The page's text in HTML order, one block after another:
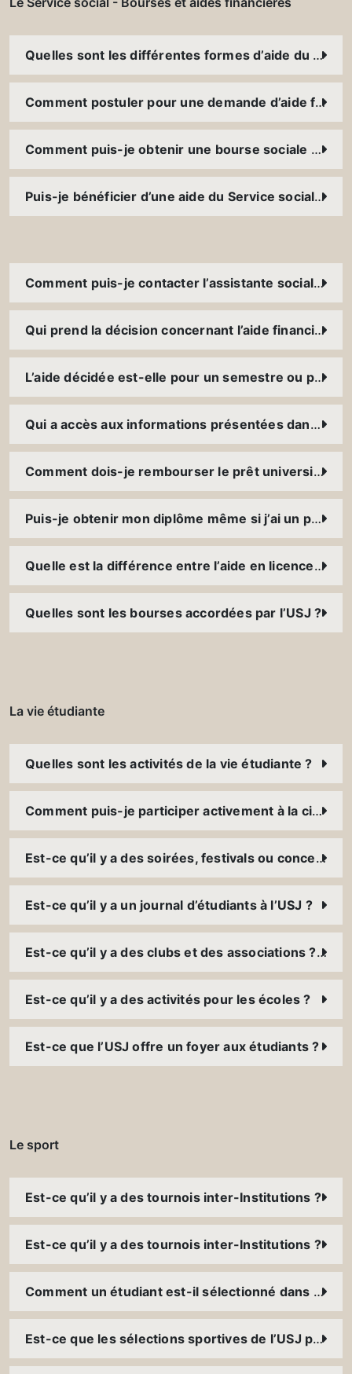
Quelles sont les différentes formes d’aide du Service social ? Est-ce que je peux bénéficier de plusieurs aides en même temps ?
Comment postuler pour une demande d’aide financière ?
Comment puis-je obtenir une bourse sociale ? À qui accordez-vous des bourses ?
Puis-je bénéficier d’une aide du Service social parallèlement à l’aide d’une fondation externe ou d’une bourse accordée par l’Université (bourse d’excellence, bourse Magis, etc.) ?
Comment puis-je contacter l’assistante sociale ?
Qui prend la décision concernant l’aide financière accordée
L’aide décidée est-elle pour un semestre ou pour tout le cursus ?
Qui a accès aux informations présentées dans le dossier social ?
Comment dois-je rembourser le prêt universitaire ? Dois-je payer des intérêts ? Quelle garantie faut-il présenter ?
Puis-je obtenir mon diplôme même si j’ai un prêt à rembourser ?
Quelle est la différence entre l’aide en licence et celle en master ?
Quelles sont les bourses accordées par l’USJ ?
La vie étudiante
Quelles sont les activités de la vie étudiante ?
Comment puis-je participer activement à la citoyenneté ?
Est-ce qu’il y a des soirées, festivals ou concerts à l’USJ ?
Est-ce qu’il y a un journal d’étudiants à l’USJ ?
Est-ce qu’il y a des clubs et des associations ? Comment puis-je y participer ?
Est-ce qu’il y a des activités pour les écoles ?
Est-ce que l’USJ offre un foyer aux étudiants ?
Le sport
Est-ce qu’il y a des tournois inter-Institutions ?
Est-ce qu’il y a des tournois inter-Institutions ?
Comment un étudiant est-il sélectionné dans une sélection sportive ?
Est-ce que les sélections sportives de l’USJ participent à des tournois à l’international ?